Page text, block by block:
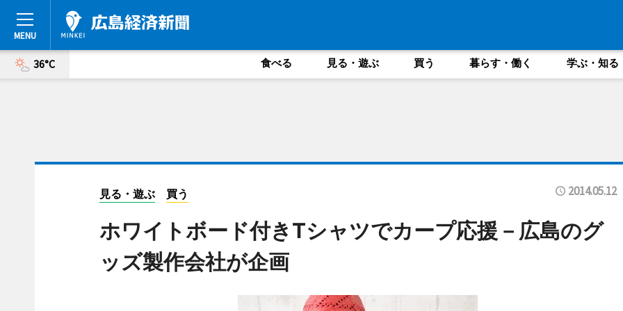
36°C 食べる 見る・遊ぶ 買う 暮らす・働く 学ぶ・知る
見る・遊ぶ 買う 2014.05.12
ホワイトボード付きTシャツでカープ応援－広島のグ
ッズ製作会社が企画